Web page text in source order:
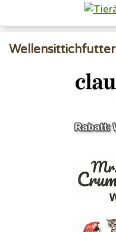
Wellensittichfutter